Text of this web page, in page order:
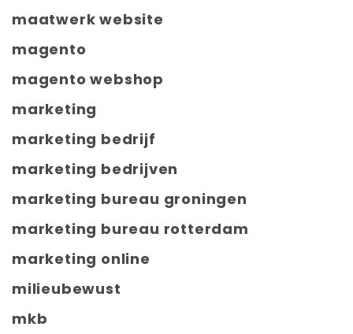
maatwerk website
magento
magento webshop
marketing
marketing bedrijf
marketing bedrijven
marketing bureau groningen
marketing bureau rotterdam
marketing online
milieubewust
mkb